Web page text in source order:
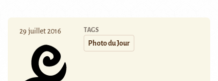
29 juillet 2016 TAGS
Photo du Jour